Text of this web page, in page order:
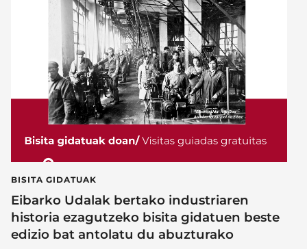
BISITA GIDATUAK
Eibarko Udalak bertako industriaren
historia ezagutzeko bisita gidatuen beste
edizio bat antolatu du abuzturako